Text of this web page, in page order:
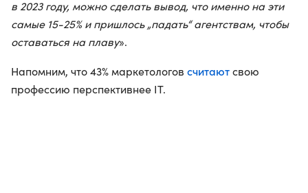
в 2023 году, можно сделать вывод, что именно на эти
самые 15-25% и пришлось „падать“ агентствам, чтобы
оставаться на плаву».
Напомним, что 43% маркетологов считаютсвою
профессию перспективнее IT.